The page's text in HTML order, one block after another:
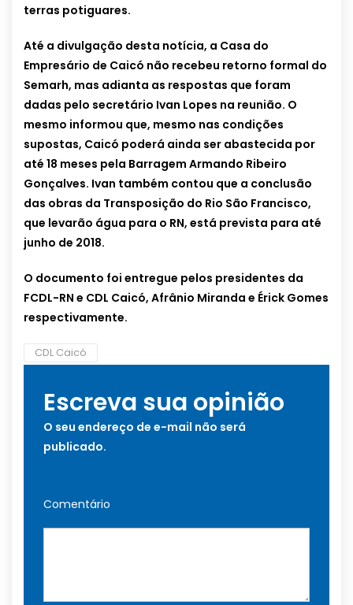
terras potiguares.
Até a divulgação desta notícia, a Casa do
Empresário de Caicó não recebeu retorno formal do
Semarh, mas adianta as respostas que foram
dadas pelo secretário Ivan Lopes na reunião. O
mesmo informou que, mesmo nas condições
supostas, Caicó poderá ainda ser abastecida por
até 18 meses pela Barragem Armando Ribeiro
Gonçalves. Ivan também contou que a conclusão
das obras da Transposição do Rio São Francisco,
que levarão água para o RN, está prevista para até
junho de 2018.
O documento foi entregue pelos presidentes da
FCDL-RN e CDL Caicó, Afrânio Miranda e Érick Gomes
respectivamente.
CDL Caicó
Escreva sua opinião
O seu endereço de e-mail não será
publicado.
Comentário